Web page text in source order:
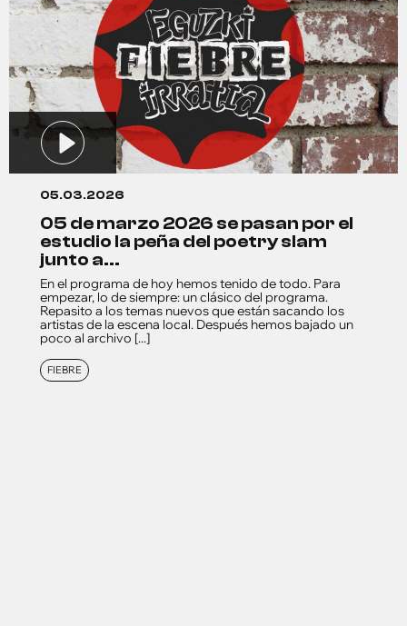
05.03.2026
05 de marzo 2026 se pasan por el
estudio la peña del poetry slam
junto a...
En el programa de hoy hemos tenido de todo. Para
empezar, lo de siempre: un clásico del programa.
Repasito a los temas nuevos que están sacando los
artistas de la escena local. Después hemos bajado un
poco al archivo [...]
FIEBRE